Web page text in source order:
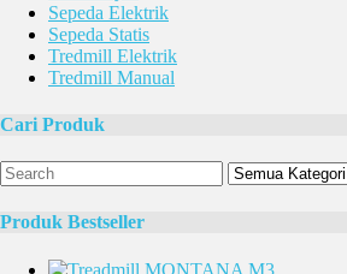
Sepeda Elektrik
Sepeda Statis
Tredmill Elektrik
Tredmill Manual
Cari Produk
Produk Bestseller